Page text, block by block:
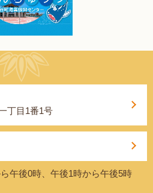
丁目1番1号
午後0時、午後1時から午後5時